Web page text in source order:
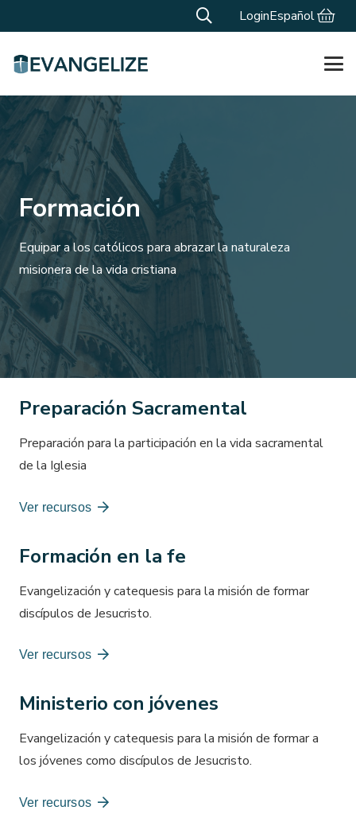
LoginEspañol
Formación
Equipar a los católicos para abrazar la naturaleza
misionera de la vida cristiana
Preparación Sacramental
Preparación para la participación en la vida sacramental
de la Iglesia
Ver recursos
Formación en la fe
Evangelización y catequesis para la misión de formar
discípulos de Jesucristo.
Ver recursos
Ministerio con jóvenes
Evangelización y catequesis para la misión de formar a
los jóvenes como discípulos de Jesucristo.
Ver recursos